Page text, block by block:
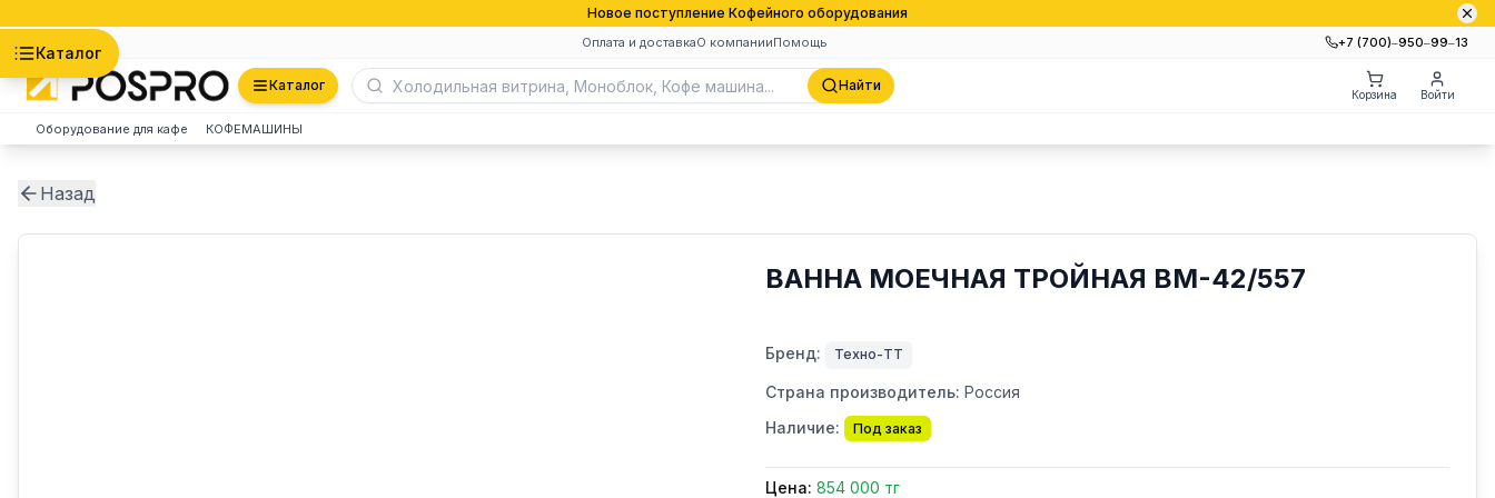
Новое поступление Кофейного оборудования
Оплата и доставкаО компанииПомощь +7 (700)‒950‒99‒13
Каталог
Каталог Найти
Корзина Войти
Оборудование для кафе КОФЕМАШИНЫ
Назад
ВАННА МОЕЧНАЯ ТРОЙНАЯ ВМ-42/557
Бренд: Техно-ТТ
Страна производитель: Россия
Наличие:
Под заказ
Цена: 854 000 тг